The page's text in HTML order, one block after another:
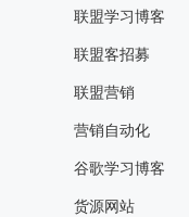
联盟学习博客
联盟客招募
联盟营销
营销自动化
谷歌学习博客
货源网站